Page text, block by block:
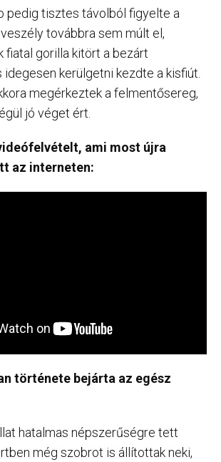
pedig tisztes távolból figyelte a
továbbra sem múlt el,
fiatal gorilla kitört a bezárt
idegesen kerülgetni kezdte a kisfiút.
megérkeztek a felmentősereg,
jó véget ért.
ami most újra
az interneten:
története bejárta az egész
hatalmas népszerűségre tett
még szobrot is állítottak neki,